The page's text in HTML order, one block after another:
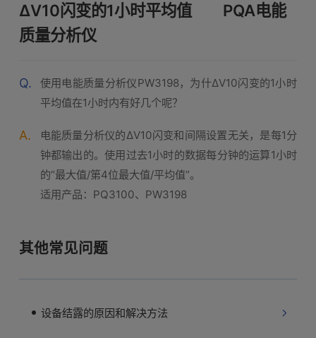
ΔV10闪变的1小时平均值 PQA电能
质量分析仪
Q.
使用电能质量分析仪PW3198，为什ΔV10闪变的1小时
平均值在1小时内有好几个呢？
A.
电能质量分析仪的ΔV10闪变和间隔设置无关，是每1分
钟都输出的。使用过去1小时的数据每分钟的运算1小时
的“最大值/第4位最大值/平均值”。
适用产品：PQ3100、PW3198
其他常见问题
设备结露的原因和解决方法